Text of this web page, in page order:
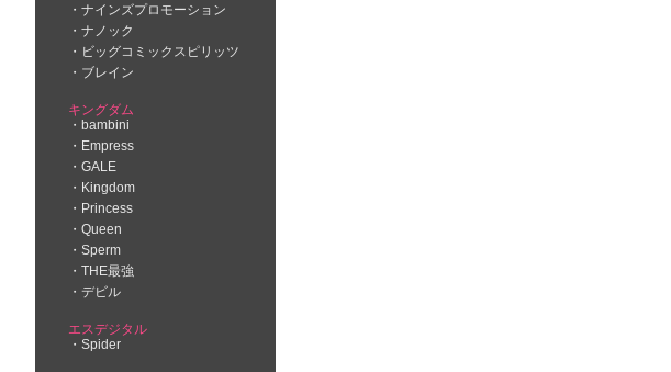
ナインズプロモーション
ナノック
ビッグコミックスピリッツ
ブレイン
キングダム
bambini
Empress
GALE
Kingdom
Princess
Queen
Sperm
THE最強
デビル
エスデジタル
Spider